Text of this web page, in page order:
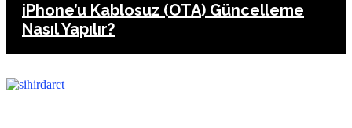
iPhone’u Kablosuz (OTA) Güncelleme
Nasıl Yapılır?